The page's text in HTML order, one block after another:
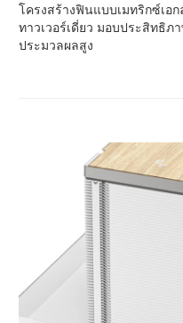
โครงสร้างฟินแบบเมทริกซ์เอ
ทาวเวอร์เดี่ยว มอบประสิทธิ
ประมวลผลสูง